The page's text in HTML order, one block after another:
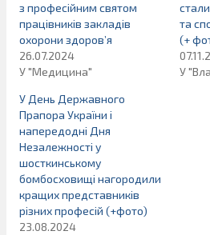
з професійним святом
працівників закладів
охорони здоров’я
26.07.2024
У "Медицина"
та
(+
У
У День Державного
Прапора України і
напередодні Дня
Незалежності у
шосткинському
бомбосховищі нагородили
кращих представників
різних професій (+фото)
23.08.2024